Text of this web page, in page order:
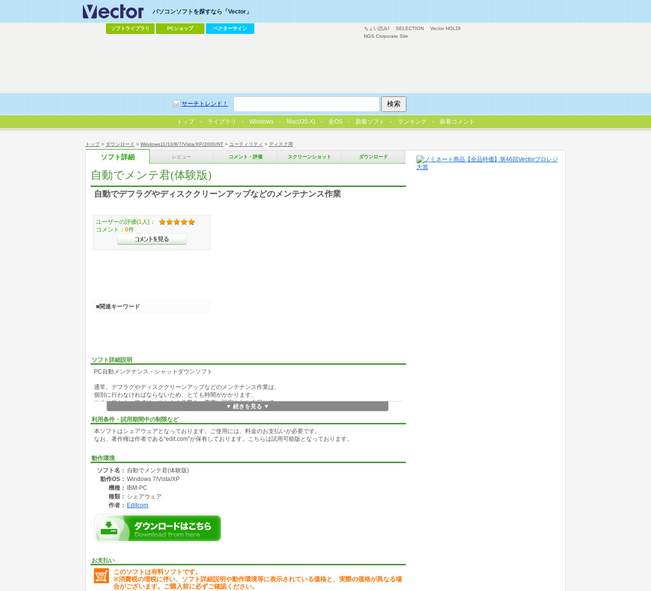
トップ> ダウンロード > Windows11/10/8/7/Vista/XP/2000/NT > ユーティリティ > ディスク用
ソフト詳細 レビュー コメント・評価 スクリーンショット ダウンロード
自動でメンテ君(体験版)
自動でデフラグやディスククリーンアップなどのメンテナンス作業
ソフト詳細説明
PC自動メンテナンス・シャットダウンソフト
通常、デフラグやディスククリーンアップなどのメンテナンス作業は、
個別に行わなければならないため、とても時間がかかります、
このソフトウェアでは、これらの作業を、事前に設定された内容にて、
ボタンひとつで一括自動実行することができます。（単一メンテナンスの実行も可能です。）
一括メンテナンス時に実行するメンテナンス項目を選択することも可能となっております。
一括メンテナンスや単一メンテナンスの終了時にパソコンの電源を切ることも可能です。
予約時間毎に自動実行できるようにスケジュールすることも可能となっております。
・レジストリクリーン
・ディスククリーンアップ
・ディスクデフラグ
・バックアップ
・ディスクチェック
・空き領域削除
が実行可能です。
オプション設定としましては、
・単一メンテナンス実行後に電源を切る
・全メンテナンス実行後に電源を切る
・自動実行する予約時間設定（スケジュール設定）
▼ 続きを見る ▼
利用条件・試用期間中の制限など
本ソフトはシェアウェアとなっております。ご使用には、料金のお支払いが必要です。
なお、著作権は作者である"edit.com"が保有しております。こちらは試用可能版となっております。
動作環境
ソフト名： 自動でメンテ君(体験版)
動作OS： Windows 7/Vista/XP
機種：
IBM-PC
種類： シェアウェア
作者： Editcom
お支払い
このソフトは有料ソフトです。
※消費税の増税に伴い、ソフト詳細説明や動作環境等に表示されている価格と、実際の価格が異なる場
合がございます。ご購入前に必ずご確認ください。
ユーザーの評価(1 人)：
コメント： 0件
■関連キーワード
ちょい読み! SELECTION
Vector HOLDI
NGS Corporate Site
パソコンソフトを探すなら「Vector」
ソフトライブラリ PCショップ ベクターサイン
サーチトレンド！
トップ ライブラリ Windows Mac(OS X) 全OS 新着ソフト ランキング 新着コメント